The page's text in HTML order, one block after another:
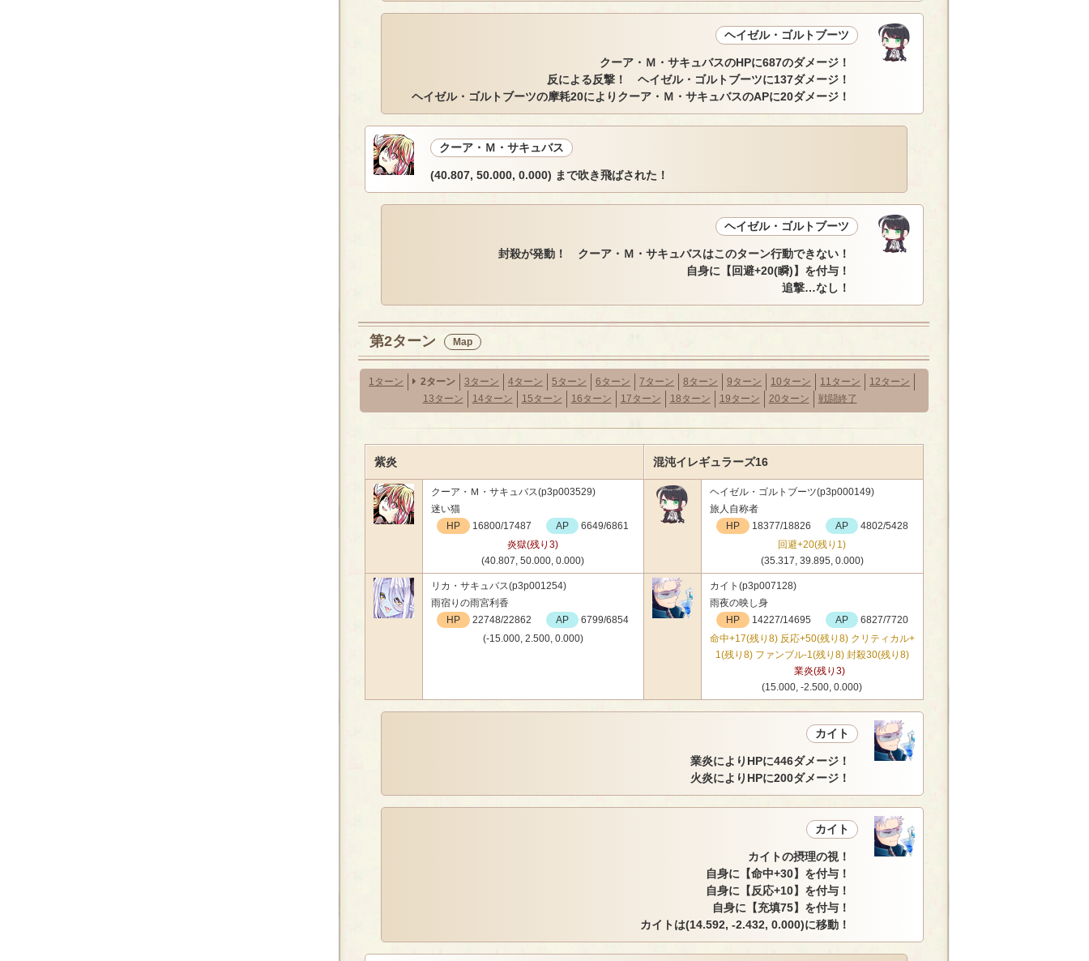
ヘイゼル・ゴルトブーツ
クーア・Ｍ・サキュバスのHPに687のダメージ！
反による反撃！ ヘイゼル・ゴルトブーツに137ダメージ！
ヘイゼル・ゴルトブーツの摩耗20によりクーア・Ｍ・サキュバスのAPに20ダメージ！
クーア・Ｍ・サキュバス
(40.807, 50.000, 0.000) まで吹き飛ばされた！
ヘイゼル・ゴルトブーツ
封殺が発動！ クーア・Ｍ・サキュバスはこのターン行動できない！
自身に【回避+20(瞬)】を付与！
追撃…なし！
第2ターン Map
1ターン 2ターン 3ターン 4ターン 5ターン 6ターン 7ターン 8ターン 9ターン 10ターン 11ターン
12ターン
13ターン
14ターン 15ターン 16ターン 17ターン 18ターン 19ターン 20ターン 戦闘終了
紫炎 混沌イレギュラーズ16
クーア・Ｍ・サキュバス(p3p003529)
迷い猫
HP
16800/17487 AP
6649/6861
炎獄(残り3)
(40.807, 50.000, 0.000)
ヘイゼル・ゴルトブーツ(p3p000149)
旅人自称者
HP
18377/18826 AP
4802/5428
回避+20(残り1)
(35.317, 39.895, 0.000)
リカ・サキュバス(p3p001254)
雨宿りの雨宮利香
HP
22748/22862 AP
6799/6854
(-15.000, 2.500, 0.000)
カイト(p3p007128)
雨夜の映し身
HP
14227/14695 AP
6827/7720
命中+17(残り8) 反応+50(残り8) クリティカル+
1(残り8) ファンブル-1(残り8) 封殺30(残り8)
業炎(残り3)
(15.000, -2.500, 0.000)
カイト
業炎によりHPに446ダメージ！
火炎によりHPに200ダメージ！
カイト
カイトの摂理の視！
自身に【命中+30】を付与！
自身に【反応+10】を付与！
自身に【充填75】を付与！
カイトは(14.592, -2.432, 0.000)に移動！